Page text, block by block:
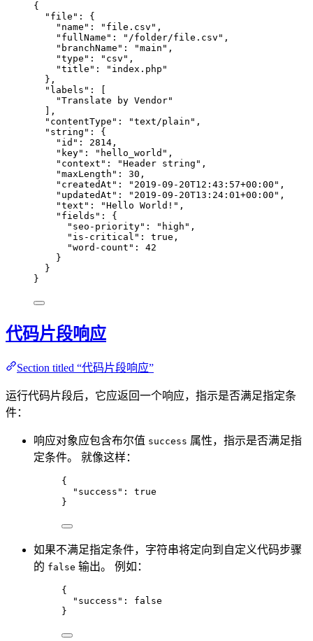
{
"file" : {
"name" : " file.csv " ,
"fullName" : " /folder/file.csv " ,
"branchName" : "main " ,
"type" : " csv " ,
"title" : " index.php "
},
"labels" : [
"Translate by Vendor"
],
"contentType" : "text/plain " ,
"string" : {
"id" : 2814 ,
"key" : " hello_world " ,
"context" : "Header string " ,
"maxLength" : 30 ,
"createdAt" : " 2019-09-20T12:43:57+00:00 " ,
"updatedAt" : " 2019-09-20T13:24:01+00:00 " ,
"text" : "Hello World! " ,
"fields" : {
"seo-priority" : " high " ,
"is-critical" : true ,
"word-count" : 42
}
}
}
代码片段响应
Section titled “代码片段响应”
运行代码片段后，它应返回一个响应，指示是否满足指定条
件：
响应对象应包含布尔值 success 属性，指示是否满足指
定条件。 就像这样：
{
"success" : true
}
如果不满足指定条件，字符串将定向到自定义代码步骤
的 false 输出。 例如：
{
"success" : false
}